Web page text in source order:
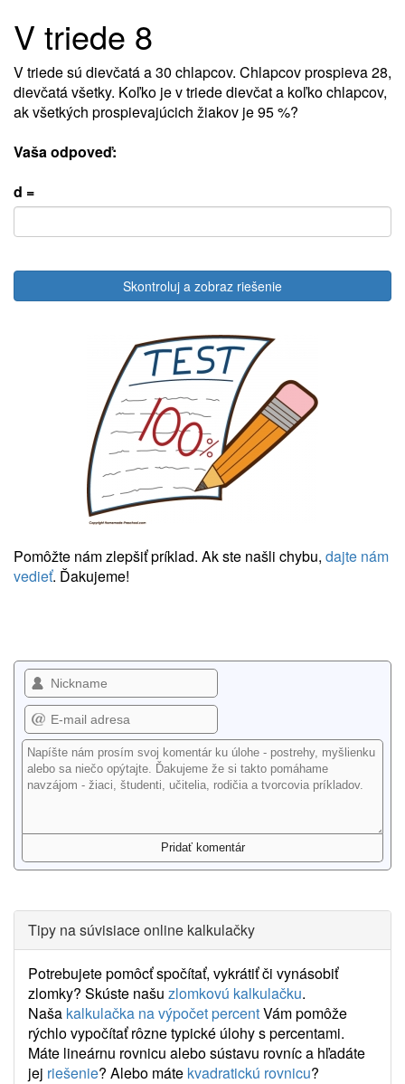
V triede 8
V triede sú dievčatá a 30 chlapcov. Chlapcov prospieva 28,
dievčatá všetky. Koľko je v triede dievčat a koľko chlapcov,
ak všetkých prospievajúcich žiakov je 95 %?
Vaša odpoveď:
d =
Skontroluj a zobraz riešenie
Pomôžte nám zlepšiť príklad. Ak ste našli chybu, dajte nám
vedieť. Ďakujeme!
Tipy na súvisiace online kalkulačky
Potrebujete pomôcť spočítať, vykrátiť či vynásobiť
zlomky? Skúste našu zlomkovú kalkulačku.
Naša kalkulačka na výpočet percentVám pomôže
rýchlo vypočítať rôzne typické úlohy s percentami.
Máte lineárnu rovnicu alebo sústavu rovníc a hľadáte
jej riešenie? Alebo máte kvadratickú rovnicu?